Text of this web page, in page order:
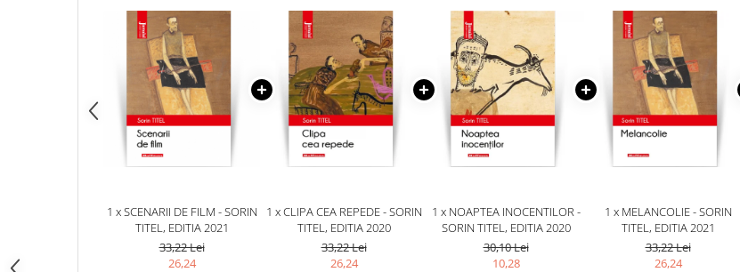
1 x SCENARII DE FILM - SORIN
TITEL, EDITIA 2021
33,22 Lei
26,24
1 x CLIPA CEA REPEDE - SORIN
TITEL, EDITIA 2020
33,22 Lei
26,24
1 x NOAPTEA INOCENTILOR -
SORIN TITEL, EDITIA 2020
30,10 Lei
10,28
1 x MELANCOLIE - SORIN
TITEL, EDITIA 2021
33,22 Lei
26,24